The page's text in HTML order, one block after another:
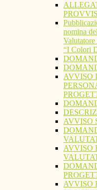
nomina
“I Colori
AVVISO
AVVISO
AVVISO
AVVISO